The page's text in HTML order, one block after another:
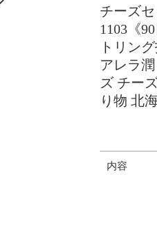
チーズ
1103《
トリン
アレラ
ズ チー
り物 北
内容